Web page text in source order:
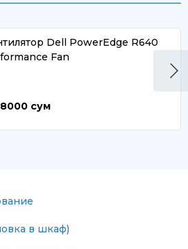
Dell PowerEdge R640
Fan
сум
в шкаф)